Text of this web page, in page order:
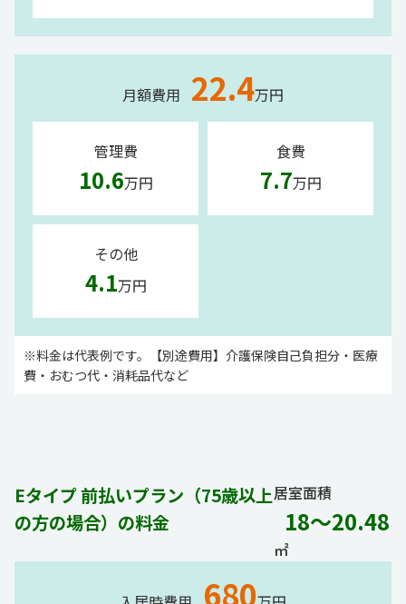
月額費用 22.4万円
管理費
10.6万円
食費
7.7万円
その他
4.1万円
※料金は代表例です。【別途費用】介護保険自己負担分・医療
費・おむつ代・消耗品代など
Eタイプ 前払いプラン（75歳以上
の方の場合）の料金
居室面積
18～20.48
㎡
680